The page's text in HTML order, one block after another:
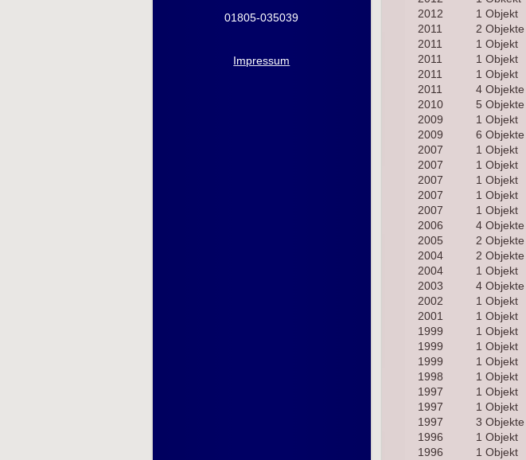
2012
1 Objekt
2011
2 Objekte
2011
1 Objekt
2011
1 Objekt
2011
1 Objekt
2011
4 Objekte
2010
5 Objekte
2009
1 Objekt
2009
6 Objekte
2007
1 Objekt
2007
1 Objekt
2007
1 Objekt
2007
1 Objekt
2007
1 Objekt
2006
4 Objekte
2005
2 Objekte
2004
2 Objekte
2004
1 Objekt
2003
4 Objekte
2002
1 Objekt
2001
1 Objekt
1999
1 Objekt
1999
1 Objekt
1999
1 Objekt
1998
1 Objekt
1997
1 Objekt
1997
1 Objekt
1997
3 Objekte
1996
1 Objekt
1996
1 Objekt
01805-035039
Impressum